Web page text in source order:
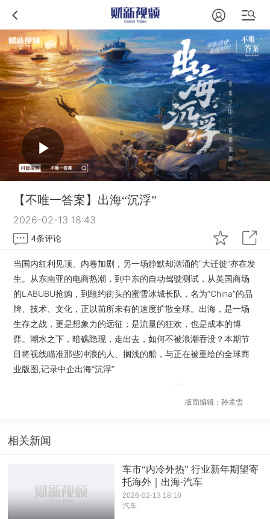
【不唯一答案】出海“沉浮”
2026-02-13 18:43
4条评论
当国内红利见顶、内卷加剧，另一场静默却汹涌的“大迁徙”亦在发
生。从东南亚的电商热潮，到中东的自动驾驶测试，从英国商场
的LABUBU抢购，到纽约街头的蜜雪冰城长队，名为“China”的品
牌、技术、文化，正以前所未有的速度扩散全球。出海，是一场
生存之战，更是想象力的远征；是流量的狂欢，也是成本的博
弈。潮水之下，暗礁隐现，走出去，如何不被浪潮吞没？本期节
目将视线瞄准那些冲浪的人、搁浅的船，与正在被重绘的全球商
业版图,记录中企出海“沉浮”
版面编辑：孙孟雪
相关新闻
车市“内冷外热” 行业新年期望寄
托海外｜出海·汽车
2026-02-13 18:10
汽车